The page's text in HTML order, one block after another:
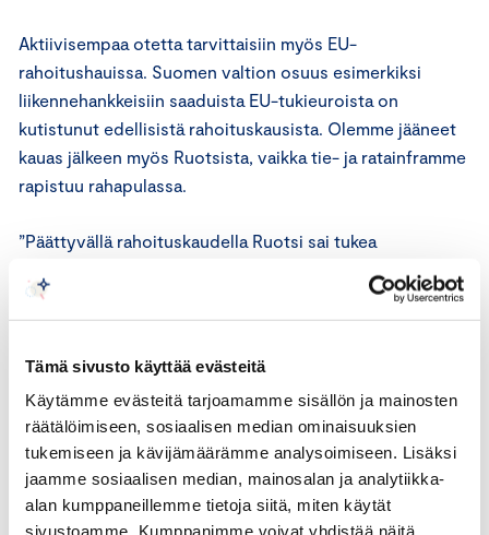
Tämä sivusto käyttää evästeitä
Käytämme evästeitä tarjoamamme sisällön ja mainosten
räätälöimiseen, sosiaalisen median ominaisuuksien
tukemiseen ja kävijämäärämme analysoimiseen. Lisäksi
jaamme sosiaalisen median, mainosalan ja analytiikka-
alan kumppaneillemme tietoja siitä, miten käytät
sivustoamme. Kumppanimme voivat yhdistää näitä
Aktiivisempaa otetta tarvittaisiin myös EU-
rahoitushauissa. Suomen valtion osuus esimerkiksi
liikennehankkeisiin saaduista EU-tukieuroista on
kutistunut edellisistä rahoituskausista. Olemme jääneet
kauas jälkeen myös Ruotsista, vaikka tie- ja ratainframme
rapistuu rahapulassa.
”Päättyvällä rahoituskaudella Ruotsi sai tukea
rataverkkoonsa 153 miljoona euroa. Suomen kohdalla
vastaava luku oli 18 miljoonaa euroa”, Wood huomauttaa.
ole priorisoinut ja samalla perustellut omia
infrahankkeitaan riittävän selkeästi. Jos EU-rahaa aiotaan
ensi vuonna alkavan kuusivuotisen rahoituskauden
aikana saada esimerkiksi Turun ja Tampereen uusille
junayhteyksille, on niiden toteutuksesta tehtävä Woodin
mukaan selkeät kansalliset linjaukset ja päätökset.